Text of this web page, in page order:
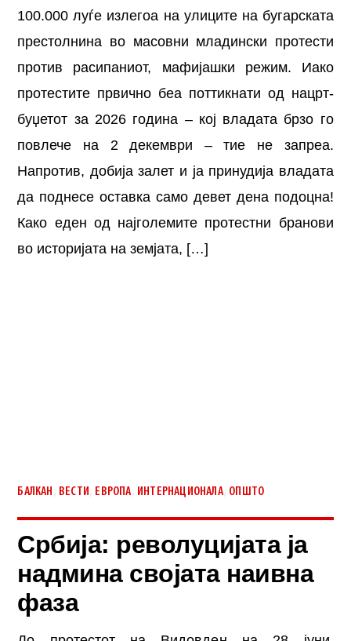
100.000 луѓе излегоа на улиците на бугарската
престолнина во масовни младински протести
против расипаниот, мафијашки режим. Иако
протестите првично беа поттикнати од нацрт-
буџетот за 2026 година – кој владата брзо го
повлече на 2 декември – тие не запреа.
Напротив, добија залет и ја принудија владата
да поднесе оставка само девет дена подоцна!
Како еден од најголемите протестни бранови
во историјата на земјата, […]
БАЛКАН ВЕСТИ ЕВРОПА ИНТЕРНАЦИОНАЛА, ОПШТО
Србија: револуцијата ја
надмина својата наивна
фаза